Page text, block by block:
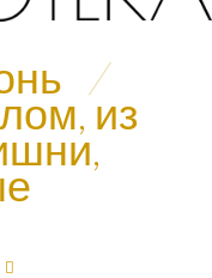
/
из